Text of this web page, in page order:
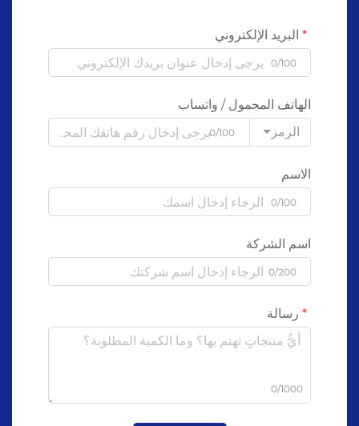
البريد الإلكتروني
0/100
الهاتف المحمول / واتساب
الرمز
0/100
الاسم
0/100
اسم الشركة
0/200
رسالة
0/1000